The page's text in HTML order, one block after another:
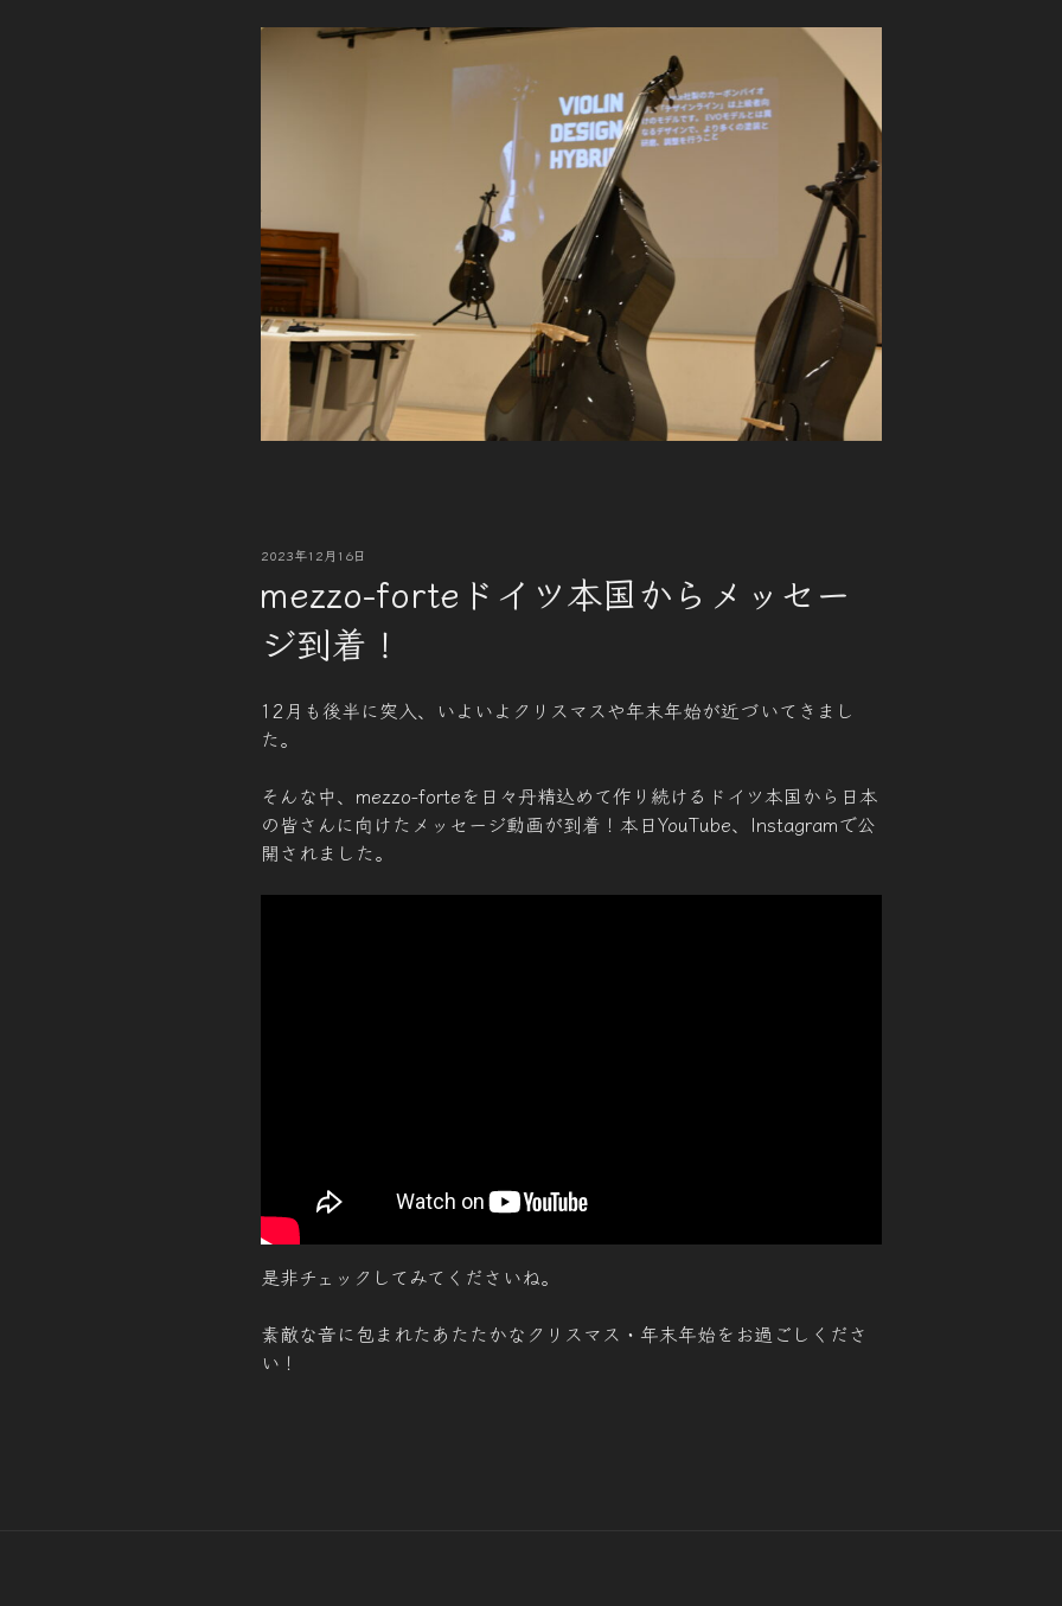
投
日:
2023年12月16日
mezzo-forteドイツ本国からメッセー
ジ到着！
12月も後半に突入、いよいよクリスマスや年末年始が近づいてきまし
た。
そんな中、mezzo-forteを日々丹精込めて作り続けるドイツ本国から日本
の皆さんに向けたメッセージ動画が到着！本日YouTube、Instagramで公
開されました。
是非チェックしてみてくださいね。
素敵な音に包まれたあたたかなクリスマス・年末年始をお過ごしくださ
い！